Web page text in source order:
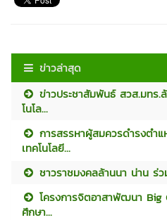
ข่าวล่าสุด
ข่าวประชาสัมพันธ์ สวส.มทร.
โนโล...
การสรรหาผู้สมควรดำรงตำ
เทคโนโลยี...
ชาวราชมงคลล้านนา น่าน ร่
โครงการจิตอาสาพัฒนา Big
ศึกษา...